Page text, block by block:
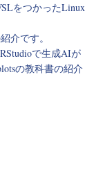
をつかったLinux
介です。
で生成AIが
の教科書の紹介